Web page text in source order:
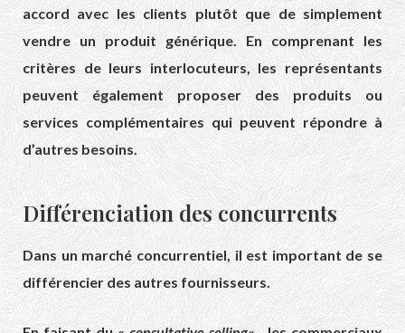
accord avec les clients plutôt que de simplement
vendre un produit générique. En comprenant les
critères de leurs interlocuteurs, les représentants
peuvent également proposer des produits ou
services complémentaires qui peuvent répondre à
d’autres besoins.
Différenciation des concurrents
Dans un marché concurrentiel, il est important de se
différencier des autres fournisseurs.